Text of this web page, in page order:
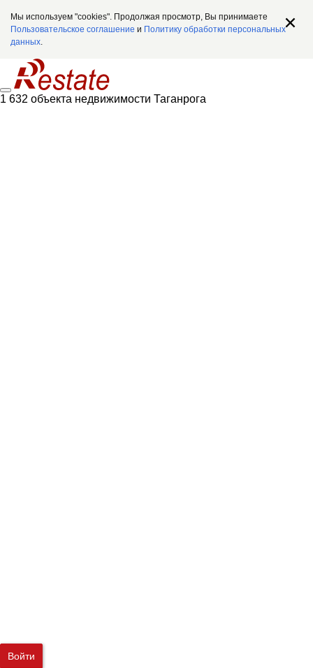
Мы используем "cookies". Продолжая просмотр, Вы принимаете
Пользовательское соглашение и Политику обработки персональных
данных.
1 632 объекта недвижимости Таганрога
Войти